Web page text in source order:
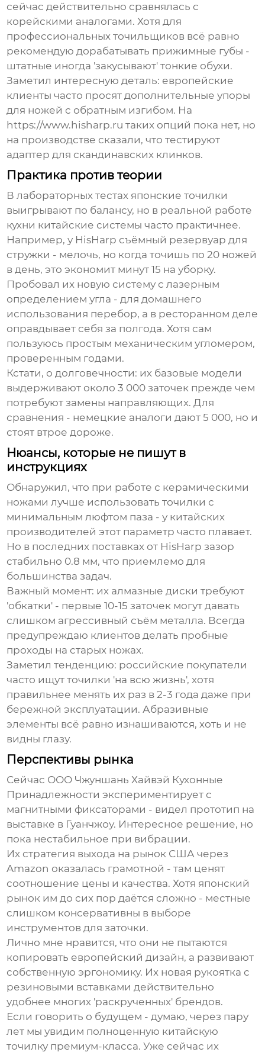
сейчас действительно сравнялась с
корейскими аналогами. Хотя для
профессиональных точильщиков всё равно
рекомендую дорабатывать прижимные губы -
штатные иногда 'закусывают' тонкие обухи.
Заметил интересную деталь: европейские
клиенты часто просят дополнительные упоры
для ножей с обратным изгибом. На
https://www.hisharp.ru таких опций пока нет, но
на производстве сказали, что тестируют
адаптер для скандинавских клинков.
Практика против теории
В лабораторных тестах японские точилки
выигрывают по балансу, но в реальной работе
кухни китайские системы часто практичнее.
Например, у HisHarp съёмный резервуар для
стружки - мелочь, но когда точишь по 20 ножей
в день, это экономит минут 15 на уборку.
Пробовал их новую систему с лазерным
определением угла - для домашнего
использования перебор, а в ресторанном деле
оправдывает себя за полгода. Хотя сам
пользуюсь простым механическим угломером,
проверенным годами.
Кстати, о долговечности: их базовые модели
выдерживают около 3 000 заточек прежде чем
потребуют замены направляющих. Для
сравнения - немецкие аналоги дают 5 000, но и
стоят втрое дороже.
Нюансы, которые не пишут в
инструкциях
Обнаружил, что при работе с керамическими
ножами лучше использовать точилки с
минимальным люфтом паза - у китайских
производителей этот параметр часто плавает.
Но в последних поставках от HisHarp зазор
стабильно 0.8 мм, что приемлемо для
большинства задач.
Важный момент: их алмазные диски требуют
'обкатки' - первые 10-15 заточек могут давать
слишком агрессивный съём металла. Всегда
предупреждаю клиентов делать пробные
проходы на старых ножах.
Заметил тенденцию: российские покупатели
часто ищут точилки 'на всю жизнь', хотя
правильнее менять их раз в 2-3 года даже при
бережной эксплуатации. Абразивные
элементы всё равно изнашиваются, хоть и не
видны глазу.
Перспективы рынка
Сейчас ООО Чжуншань Хайвэй Кухонные
Принадлежности экспериментирует с
магнитными фиксаторами - видел прототип на
выставке в Гуанчжоу. Интересное решение, но
пока нестабильное при вибрации.
Их стратегия выхода на рынок США через
Amazon оказалась грамотной - там ценят
соотношение цены и качества. Хотя японский
рынок им до сих пор даётся сложно - местные
слишком консервативны в выборе
инструментов для заточки.
Лично мне нравится, что они не пытаются
копировать европейский дизайн, а развивают
собственную эргономику. Их новая рукоятка с
резиновыми вставками действительно
удобнее многих 'раскрученных' брендов.
Если говорить о будущем - думаю, через пару
лет мы увидим полноценную китайскую
точилку премиум-класса. Уже сейчас их